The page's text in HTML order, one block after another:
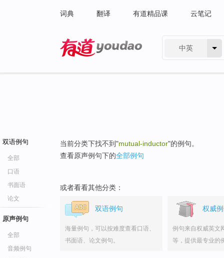
词典 翻译 有道精品课 云笔记
中英
双语例句
全部
口语
书面语
论文
原声例句
全部
音频例句
当前分类下找不到"mutual-inductor"的例句。
查看原声例句下的全部例句
或者看看其他分类：
双语例句
海量例句，可以按难度查看口语、
书面语、论文例句。
权威
例句来自权威英文
等，提供最专业的